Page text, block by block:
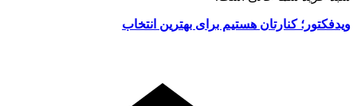
ویدفکتور؛ کنارتان هستیم برای بهترین انتخاب